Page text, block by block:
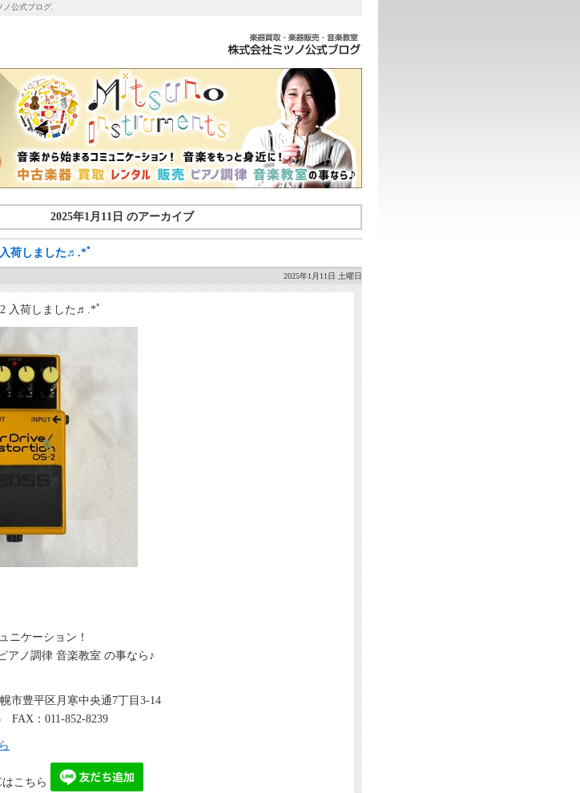
公式ブログ.
2025年1月11日 のアーカイブ
荷しました♬.*ﾟ
2025年1月11日 土曜日
入荷しました♬.*ﾟ
ニケーション！
アノ調律 音楽教室 の事なら♪
市豊平区月寒中央通7丁目3-14
FAX：011-852-8239
こちら